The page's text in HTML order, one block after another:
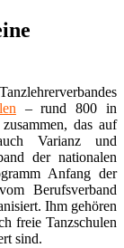
– rund 800 in
das auf
Varianz und
der nationalen
Anfang der
Berufsverband
Ihm gehören
freie Tanzschulen
sind.